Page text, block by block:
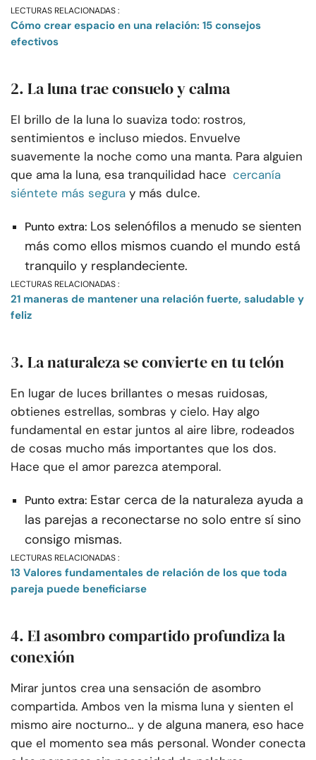
LECTURAS RELACIONADAS :
Cómo crear espacio en una relación: 15 consejos
efectivos
2. La luna trae consuelo y calma
El brillo de la luna lo suaviza todo: rostros,
sentimientos e incluso miedos. Envuelve
suavemente la noche como una manta. Para alguien
que ama la luna, esa tranquilidad hace cercanía
siéntete más segura y más dulce.
Punto extra: Los selenófilos a menudo se sienten
más como ellos mismos cuando el mundo está
tranquilo y resplandeciente.
LECTURAS RELACIONADAS :
21 maneras de mantener una relación fuerte, saludable y
feliz
3. La naturaleza se convierte en tu telón
En lugar de luces brillantes o mesas ruidosas,
obtienes estrellas, sombras y cielo. Hay algo
fundamental en estar juntos al aire libre, rodeados
de cosas mucho más importantes que los dos.
Hace que el amor parezca atemporal.
Punto extra: Estar cerca de la naturaleza ayuda a
las parejas a reconectarse no solo entre sí sino
consigo mismas.
LECTURAS RELACIONADAS :
13 Valores fundamentales de relación de los que toda
pareja puede beneficiarse
4. El asombro compartido profundiza la
conexión
Mirar juntos crea una sensación de asombro
compartida. Ambos ven la misma luna y sienten el
mismo aire nocturno… y de alguna manera, eso hace
que el momento sea más personal. Wonder conecta